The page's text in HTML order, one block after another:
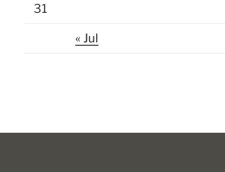
31
« Jul